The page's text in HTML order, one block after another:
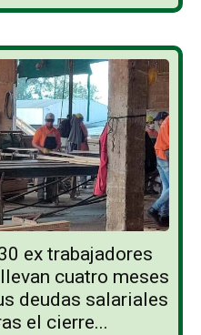
ex trabajadores
cuatro meses
deudas salariales
el cierre...